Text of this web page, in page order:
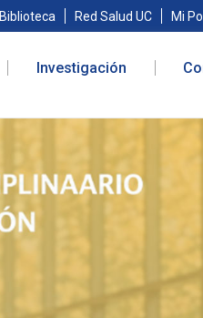
Biblioteca Red Salud UC Mi
Investigación